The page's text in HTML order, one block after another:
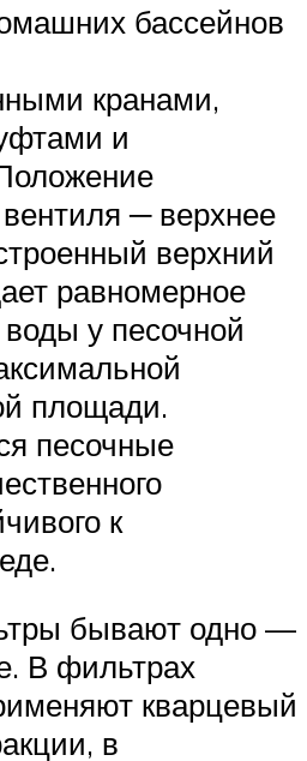
бассейнов
кранами,
и
─ верхнее
верхний
равномерное
у песочной
площади.
песочные
к
бывают одно —
В фильтрах
кварцевый
в